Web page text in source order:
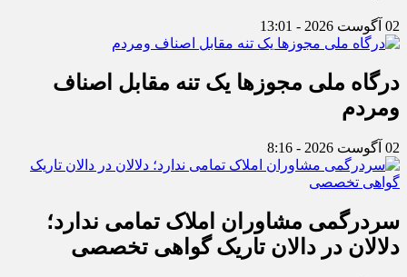
02 آگوست 2026 - 13:01
درگاه ملی مجوزها یک تنه مقابل اصناف
ومردم
02 آگوست 2026 - 8:16
سردرگمی مشاوران املاک تمامی ندارد؛
دلالان در دالان تاریک گواهی تخصصی